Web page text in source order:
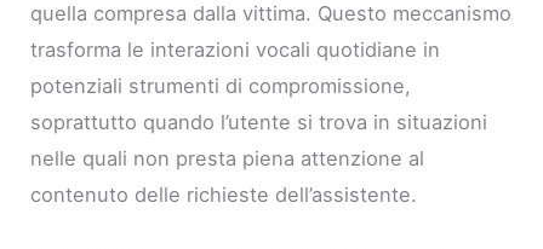
quella compresa dalla vittima. Questo meccanismo
trasforma le interazioni vocali quotidiane in
potenziali strumenti di compromissione,
soprattutto quando l’utente si trova in situazioni
nelle quali non presta piena attenzione al
contenuto delle richieste dell’assistente.